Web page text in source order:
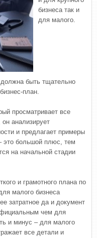
бизнеса так и
для малого.
быть тщательно
план.
просматривает все
анализирует
и предлагает примеры
это большой плюс, тем
на начальной стадии
и грамотного плана по
малого бизнеса
затратное да и документ
чем для
и минус – для малого
все детали и